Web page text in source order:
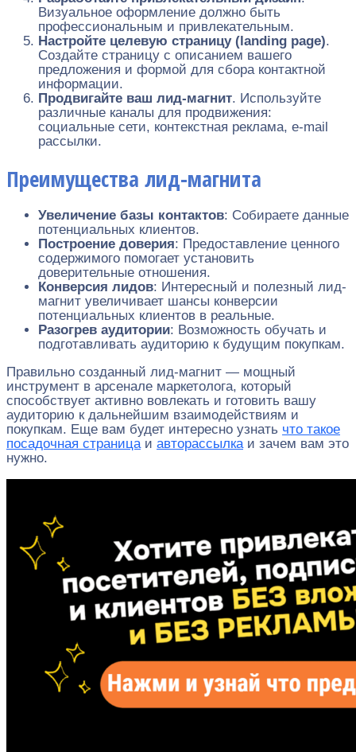
Визуальное оформление должно быть
профессиональным и привлекательным.
Настройте целевую страницу (landing page).
Создайте страницу с описанием вашего
предложения и формой для сбора контактной
информации.
Продвигайте ваш лид-магнит. Используйте
различные каналы для продвижения:
социальные сети, контекстная реклама, e-mail
рассылки.
Преимущества лид-магнита
Увеличение базы контактов: Собираете данные
потенциальных клиентов.
Построение доверия: Предоставление ценного
содержимого помогает установить
доверительные отношения.
Конверсия лидов: Интересный и полезный лид-
магнит увеличивает шансы конверсии
потенциальных клиентов в реальные.
Разогрев аудитории: Возможность обучать и
подготавливать аудиторию к будущим покупкам.
Правильно созданный лид-магнит — мощный
инструмент в арсенале маркетолога, который
способствует активно вовлекать и готовить вашу
аудиторию к дальнейшим взаимодействиям и
покупкам. Еще вам будет интересно узнать что такое
посадочная страница и авторассылка и зачем вам это
нужно.